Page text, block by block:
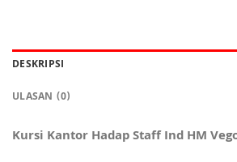
DESKRIPSI
ULASAN (0)
Kursi Kantor Hadap Staff Ind HM